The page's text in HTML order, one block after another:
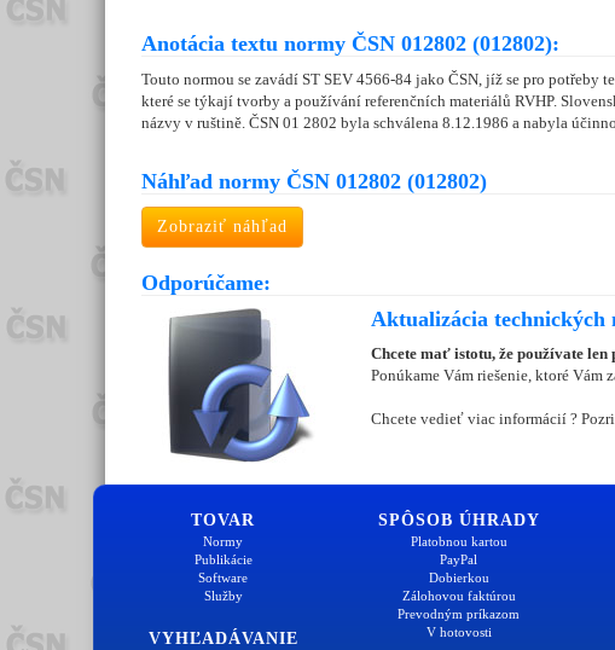
Anotácia textu normy ČSN 012802 (012802):
Touto normou se zavádí ST SEV 4566-84 jako ČSN, jíž se pro potřeby
které se týkají tvorby a používání referenčních materiálů RVHP.
názvy v ruštině. ČSN 01 2802 byla schválena 8.12.1986 a nabyla
Náhľad normy ČSN 012802 (012802)
Zobraziť náhľad
Odporúčame:
Aktualizácia technických
Chcete mať istotu, že používate
Ponúkame Vám riešenie, ktoré
Chcete vedieť viac informácií ?
TOVAR
Normy
Publikácie
Software
Služby
VYHĽADÁVANIE
SPÔSOB ÚHRADY
Platobnou kartou
PayPal
Dobierkou
Zálohovou faktúrou
Prevodným príkazom
V hotovosti